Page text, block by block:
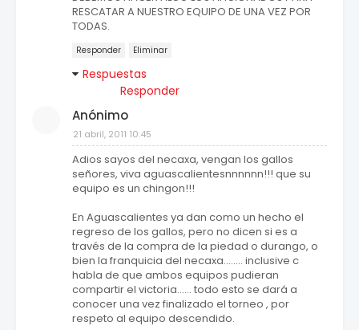
RESCATAR A NUESTRO EQUIPO DE UNA VEZ POR
TODAS.
Responder Eliminar
Respuestas
Responder
Anónimo
21 abril, 2011 10:45
Adios sayos del necaxa, vengan los gallos
señores, viva aguascalientesnnnnnn!!! que su
equipo es un chingon!!!
En Aguascalientes ya dan como un hecho el
regreso de los gallos, pero no dicen si es a
través de la compra de la piedad o durango, o
bien la franquicia del necaxa........ inclusive c
habla de que ambos equipos pudieran
compartir el victoria...... todo esto se dará a
conocer una vez finalizado el torneo , por
respeto al equipo descendido.